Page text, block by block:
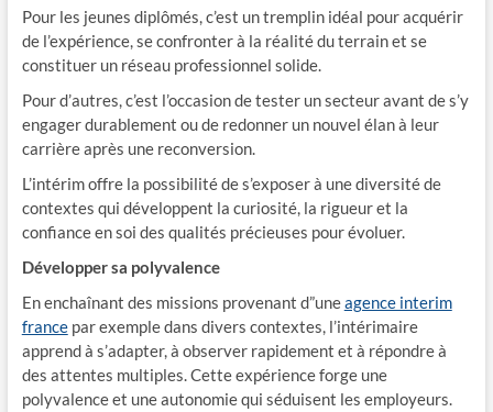
Pour les jeunes diplômés, c’est un tremplin idéal pour acquérir
de l’expérience, se confronter à la réalité du terrain et se
constituer un réseau professionnel solide.
Pour d’autres, c’est l’occasion de tester un secteur avant de s’y
engager durablement ou de redonner un nouvel élan à leur
carrière après une reconversion.
L’intérim offre la possibilité de s’exposer à une diversité de
contextes qui développent la curiosité, la rigueur et la
confiance en soi des qualités précieuses pour évoluer.
Développer sa polyvalence
En enchaînant des missions provenant d”uneagence interim
francepar exemple dans divers contextes, l’intérimaire
apprend à s’adapter, à observer rapidement et à répondre à
des attentes multiples. Cette expérience forge une
polyvalence et une autonomie qui séduisent les employeurs.